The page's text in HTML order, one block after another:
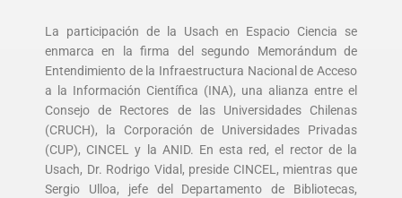
La participación de la Usach en Espacio Ciencia se
enmarca en la firma del segundo Memorándum de
Entendimiento de la Infraestructura Nacional de Acceso
a la Información Científica (INA), una alianza entre el
Consejo de Rectores de las Universidades Chilenas
(CRUCH), la Corporación de Universidades Privadas
(CUP), CINCEL y la ANID. En esta red, el rector de la
Usach, Dr. Rodrigo Vidal, preside CINCEL, mientras que
Sergio Ulloa, jefe del Departamento de Bibliotecas,